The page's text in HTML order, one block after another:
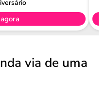
via de uma